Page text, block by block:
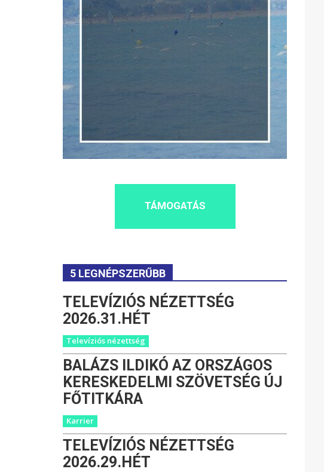
TÁMOGATÁS
5 LEGNÉPSZERŰBB
TELEVÍZIÓS NÉZETTSÉG
2026.31.HÉT
Televíziós nézettség
BALÁZS ILDIKÓ AZ ORSZÁGOS
KERESKEDELMI SZÖVETSÉG ÚJ
FŐTITKÁRA
Karrier
TELEVÍZIÓS NÉZETTSÉG
2026.29.HÉT